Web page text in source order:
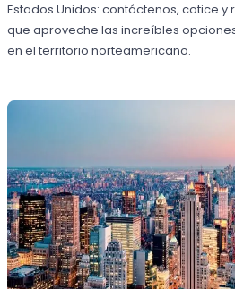
Estados Unidos: contáctenos, cotice
que aproveche las increíbles
en el territorio norteamericano.